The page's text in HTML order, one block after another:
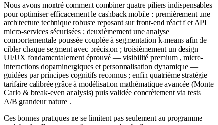
Nous avons montré comment combiner quatre piliers indispensables
pour optimiser efficacement le cashback mobile : premièrement une
architecture technique robuste reposant sur front‑end réactif et API
micro‑services sécurisées ; deuxièmement une analyse
comportementale poussée couplée à segmentation k‑means afin de
cibler chaque segment avec précision ; troisièmement un design
UI/UX fondamentalement éprouvé — visibilité premium , micro‐
interactions dopaminergiques et personnalisation dynamique —
guidées par principes cognitifs reconnus ; enfin quatrième stratégie
tarifaire calibrée grâce à modélisation mathématique avancée (Monte
Carlo & break-even analysis) puis validée concrètement via tests
A/B grandeur nature .
Ces bonnes pratiques ne se limitent pas seulement au programme